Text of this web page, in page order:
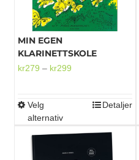
MIN EGEN
KLARINETTSKOLE
kr279 – kr299Prisområde:
Velg
alternativ
Dette
flere
Detaljer